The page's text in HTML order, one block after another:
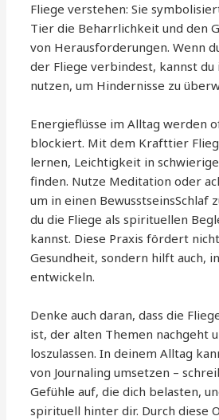
Fliege verstehen: Sie
Tier die Beharrlichkeit und den
von Herausforderungen. Wenn
der Fliege verbindest, kannst du
nutzen, um Hindernisse zu
Energieflüsse im Alltag werden
blockiert. Mit dem Krafttier
lernen, Leichtigkeit in
finden. Nutze Meditation oder
um in einen BewusstseinsSchlaf
du die Fliege als spirituellen
kannst. Diese Praxis fördert
Gesundheit, sondern hilft auch,
entwickeln.
Denke auch daran, dass die
ist, der alten Themen nachgeht
loszulassen. In deinem Alltag
von Journaling umsetzen –
Gefühle auf, die dich belasten,
spirituell hinter dir. Durch diese